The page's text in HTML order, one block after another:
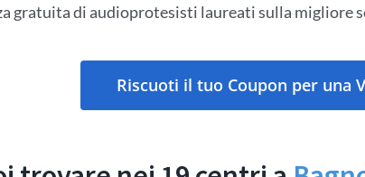
gratuita di audioprotesisti laureati sulla migliore
Riscuoti il tuo Coupon per una